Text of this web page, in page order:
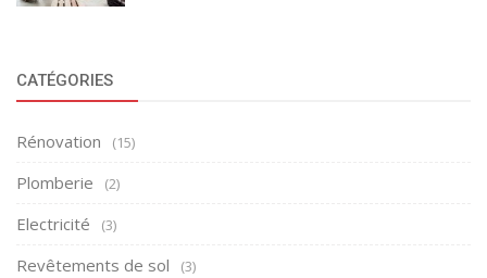
CATÉGORIES
Rénovation (15)
Plomberie (2)
Electricité (3)
Revêtements de sol (3)